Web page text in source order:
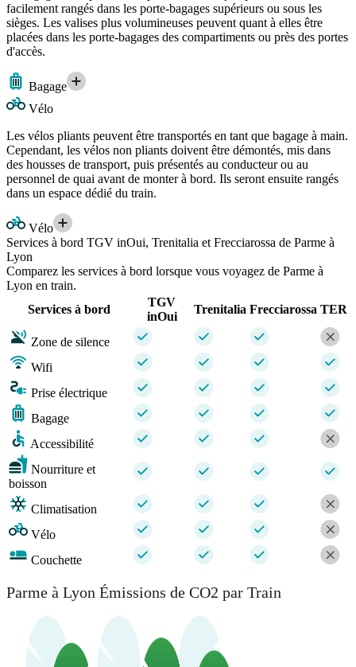
facilement rangés dans les porte-bagages supérieurs ou sous les
sièges. Les valises plus volumineuses peuvent quant à elles être
placées dans les porte-bagages des compartiments ou près des portes
d'accès.
Bagage
Vélo
Les vélos pliants peuvent être transportés en tant que bagage à main.
Cependant, les vélos non pliants doivent être démontés, mis dans
des housses de transport, puis présentés au conducteur ou au
personnel de quai avant de monter à bord. Ils seront ensuite rangés
dans un espace dédié du train.
Vélo
Services à bord TGV inOui, Trenitalia et Frecciarossa de Parme à
Lyon
Comparez les services à bord lorsque vous voyagez de Parme à
Lyon en train.
Services à bord
TGV
inOui
Trenitalia Frecciarossa TER
Zone de silence
Wifi
Prise électrique
Bagage
Accessibilité
Nourriture et
boisson
Climatisation
Vélo
Couchette
Parme à Lyon Émissions de CO2 par Train